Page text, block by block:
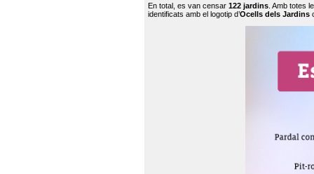
En total, es van censar 122 jardins . Amb totes
identificats amb el logotip d’Ocells dels Jardins